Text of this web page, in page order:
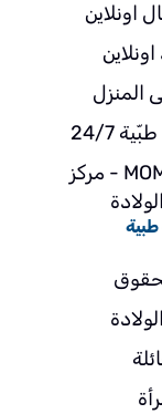
اونلاين
المنزل
24/7
لئوميت MOM - مركز